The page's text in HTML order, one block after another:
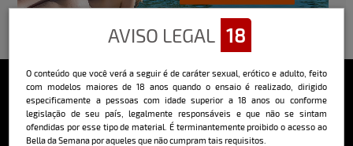
AVISO LEGAL 18
O conteúdo que você verá a seguir é de caráter sexual, erótico e adulto, feito
com modelos maiores de 18 anos quando o ensaio é realizado, dirigido
especificamente a pessoas com idade superior a 18 anos ou conforme
legislação de seu país, legalmente responsáveis e que não se sintam
ofendidas por esse tipo de material. É terminantemente proibido o acesso ao
Bella da Semana por aqueles que não cumpram tais requisitos.
Sobre o Bella
O Bella da Semana é a maior e mais longeva revista masculina digital